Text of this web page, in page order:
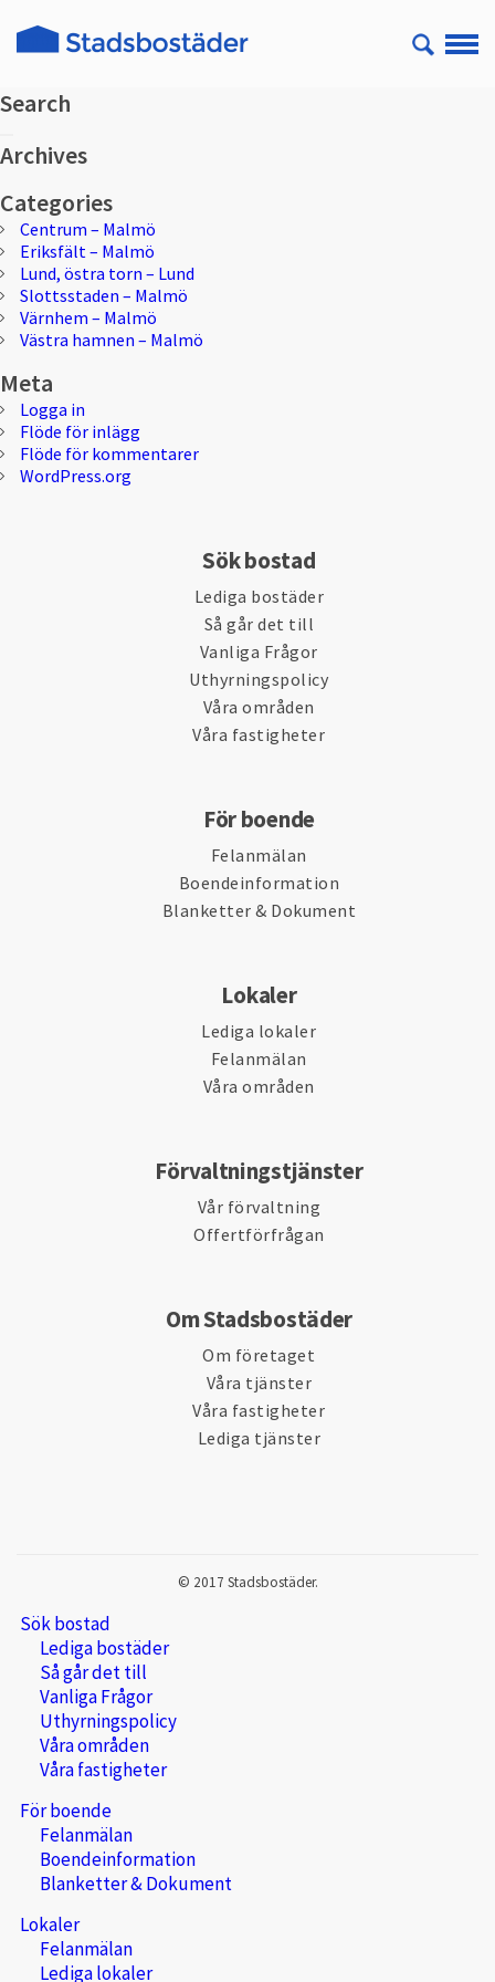
Search
efter:
Archives
Categories
Centrum – Malmö
Eriksfält – Malmö
Lund, östra torn – Lund
Slottsstaden – Malmö
Värnhem – Malmö
Västra hamnen – Malmö
Meta
Logga in
Flöde för inlägg
Flöde för kommentarer
WordPress.org
Sök bostad
Lediga bostäder
Så går det till
Vanliga Frågor
Uthyrningspolicy
Våra områden
Våra fastigheter
För boende
Felanmälan
Boendeinformation
Blanketter & Dokument
Lokaler
Lediga lokaler
Felanmälan
Våra områden
Förvaltningstjänster
Vår förvaltning
Offertförfrågan
Om Stadsbostäder
Om företaget
Våra tjänster
Våra fastigheter
Lediga tjänster
© 2017 Stadsbostäder.
Sök bostad
Lediga bostäder
Så går det till
Vanliga Frågor
Uthyrningspolicy
Våra områden
Våra fastigheter
För boende
Felanmälan
Boendeinformation
Blanketter & Dokument
Lokaler
Felanmälan
Lediga lokaler